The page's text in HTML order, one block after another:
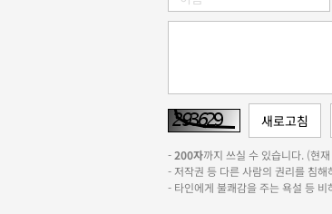
-200자까지 쓰실 수 있습니다. (현
- 저작권 등 다른 사람의 권리를 침
- 타인에게 불쾌감을 주는 욕설 등